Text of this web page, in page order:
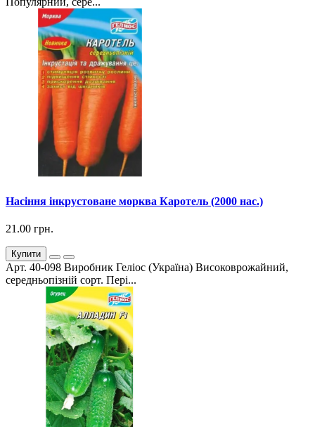
Насіння інкрустоване морква Каротель (2000 нас.)
21.00 грн.
Купити
Арт. 40-098 Виробник Геліос (Україна) Високоврожайний,
середньопізній сорт. Пері...